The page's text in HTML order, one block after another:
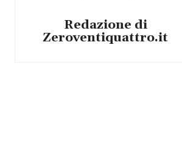
Redazione di
Zeroventiquattro.it